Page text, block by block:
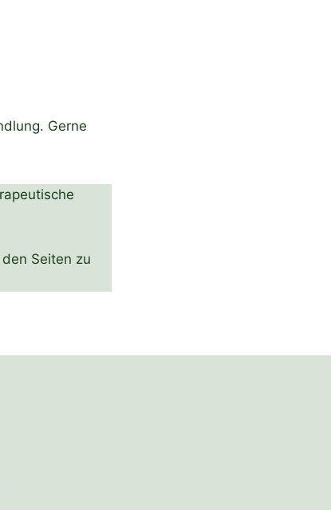
Gerne
Seiten zu